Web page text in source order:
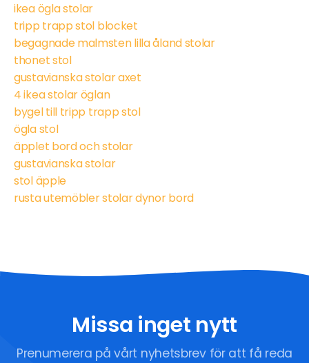
ikea ögla stolar
tripp trapp stol blocket
begagnade malmsten lilla åland stolar
thonet stol
gustavianska stolar axet
4 ikea stolar öglan
bygel till tripp trapp stol
ögla stol
äpplet bord och stolar
gustavianska stolar
stol äpple
rusta utemöbler stolar dynor bord
Missa inget nytt
Prenumerera på vårt nyhetsbrev för att få reda